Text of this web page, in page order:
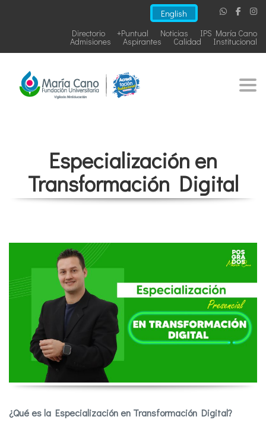
English
IPS María Cano
Noticias
+Puntual
Directorio
Institucional
Calidad
Aspirantes
Admisiones
Especialización en
Transformación Digital
¿Qué es la Especialización en Transformación Digital?